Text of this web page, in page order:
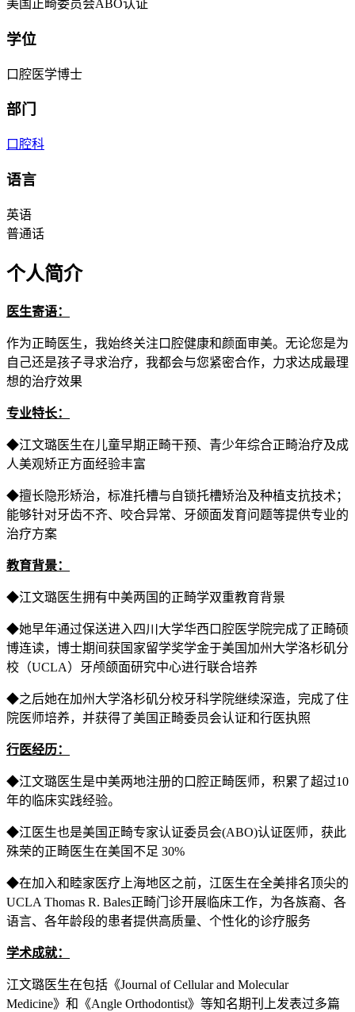
美国正畸委员会ABO认证
学位
口腔医学博士
部门
口腔科
语言
英语
普通话
个人简介
医生寄语：
作为正畸医生，我始终关注口腔健康和颜面审美。无论您是为
自己还是孩子寻求治疗，我都会与您紧密合作，力求达成最理
想的治疗效果
专业特长：
◆江文璐医生在儿童早期正畸干预、青少年综合正畸治疗及成
人美观矫正方面经验丰富
◆擅长隐形矫治，标准托槽与自锁托槽矫治及种植支抗技术；
能够针对牙齿不齐、咬合异常、牙颌面发育问题等提供专业的
治疗方案
教育背景：
◆江文璐医生拥有中美两国的正畸学双重教育背景
◆她早年通过保送进入四川大学华西口腔医学院完成了正畸硕
博连读，博士期间获国家留学奖学金于美国加州大学洛杉矶分
校（UCLA）牙颅颌面研究中心进行联合培养
◆之后她在加州大学洛杉矶分校牙科学院继续深造，完成了住
院医师培养，并获得了美国正畸委员会认证和行医执照
行医经历：
◆江文璐医生是中美两地注册的口腔正畸医师，积累了超过10
年的临床实践经验。
◆江医生也是美国正畸专家认证委员会(ABO)认证医师，获此
殊荣的正畸医生在美国不足 30%
◆在加入和睦家医疗上海地区之前，江医生在全美排名顶尖的
UCLA Thomas R. Bales正畸门诊开展临床工作，为各族裔、各
语言、各年龄段的患者提供高质量、个性化的诊疗服务
学术成就：
江文璐医生在包括《Journal of Cellular and Molecular
Medicine》和《Angle Orthodontist》等知名期刊上发表过多篇